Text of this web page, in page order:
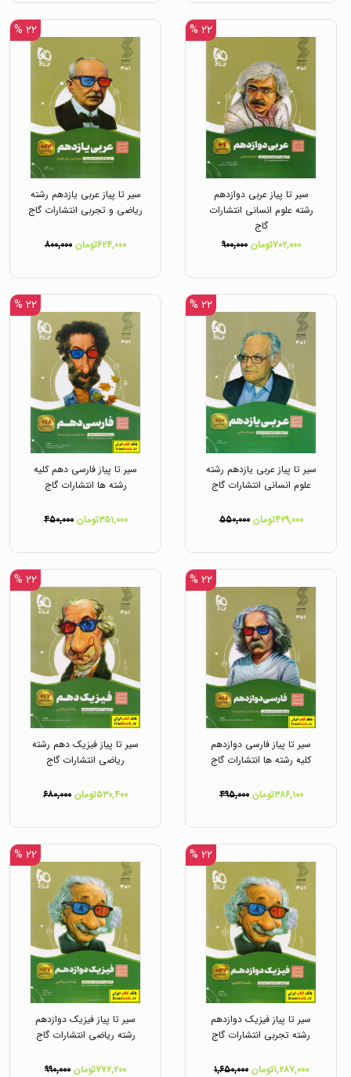
۲۲ %
سیر تا پیاز عربی دوازدهم
رشته علوم انسانی انتشارات
گاج
۷۰۲,۰۰۰تومان
۹۰۰,۰۰۰
۲۲ %
سیر تا پیاز عربی یازدهم رشته
ریاضی و تجربی انتشارات گاج
۶۲۴,۰۰۰تومان ۸۰۰,۰۰۰
۲۲ %
سیر تا پیاز عربی یازدهم رشته
علوم انسانی انتشارات گاج
۴۲۹,۰۰۰تومان ۵۵۰,۰۰۰
۲۲ %
سیر تا پیاز فارسی دهم کلیه
رشته ها انتشارات گاج
۳۵۱,۰۰۰تومان ۴۵۰,۰۰۰
۲۲ %
سیر تا پیاز فارسی دوازدهم
کلیه رشته ها انتشارات گاج
۳۸۶,۱۰۰تومان ۴۹۵,۰۰۰
۲۲ %
سیر تا پیاز فیزیک دهم رشته
ریاضی انتشارات گاج
۵۳۰,۴۰۰تومان ۶۸۰,۰۰۰
۲۲ %
سیر تا پیاز فیزیک دوازدهم
رشته تجربی انتشارات گاج
۱,۲۸۷,۰۰۰تومان ۱,۶۵۰,۰۰۰
۲۲ %
سیر تا پیاز فیزیک دوازدهم
رشته ریاضی انتشارات گاج
۷۷۲,۲۰۰تومان ۹۹۰,۰۰۰